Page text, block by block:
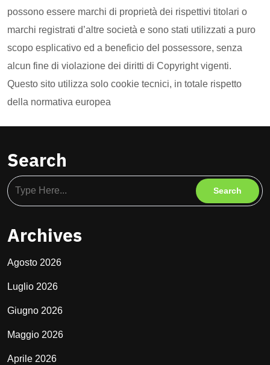
possono essere marchi di proprietà dei rispettivi titolari o
marchi registrati d’altre società e sono stati utilizzati a puro
scopo esplicativo ed a beneficio del possessore, senza
alcun fine di violazione dei diritti di Copyright vigenti.
Questo sito utilizza solo cookie tecnici, in totale rispetto
della normativa europea
Search
Archives
Agosto 2026
Luglio 2026
Giugno 2026
Maggio 2026
Aprile 2026